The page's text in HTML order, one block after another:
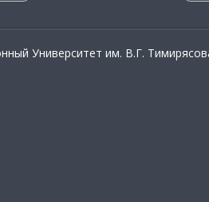
Университет им. В.Г.